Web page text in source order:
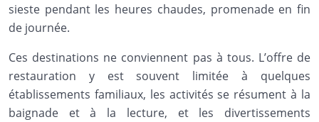
sieste pendant les heures chaudes, promenade en fin
de journée.
Ces destinations ne conviennent pas à tous. L’offre de
restauration y est souvent limitée à quelques
établissements familiaux, les activités se résument à la
baignade et à la lecture, et les divertissements